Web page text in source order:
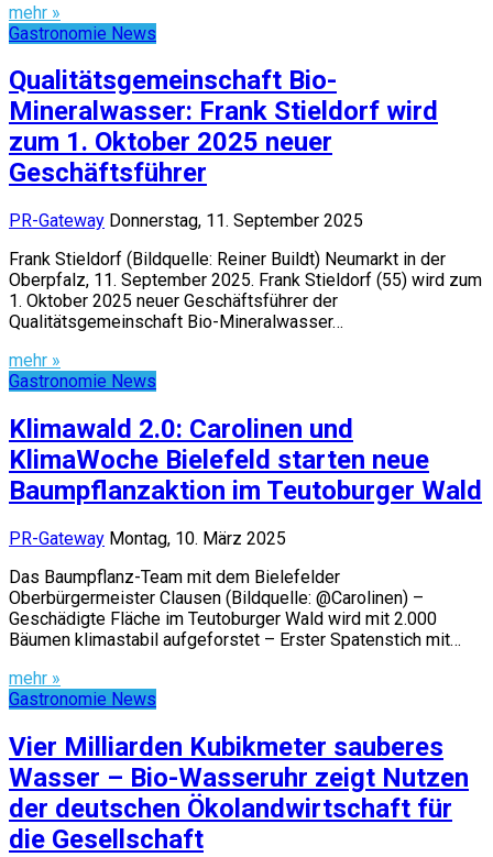
mehr »
Gastronomie News
Qualitätsgemeinschaft Bio-
Mineralwasser: Frank Stieldorf wird
zum 1. Oktober 2025 neuer
Geschäftsführer
PR-Gateway Donnerstag, 11. September 2025
Frank Stieldorf (Bildquelle: Reiner Buildt) Neumarkt in der
Oberpfalz, 11. September 2025. Frank Stieldorf (55) wird zum
1. Oktober 2025 neuer Geschäftsführer der
Qualitätsgemeinschaft Bio-Mineralwasser…
mehr »
Gastronomie News
Klimawald 2.0: Carolinen und
KlimaWoche Bielefeld starten neue
Baumpflanzaktion im Teutoburger Wald
PR-Gateway Montag, 10. März 2025
Das Baumpflanz-Team mit dem Bielefelder
Oberbürgermeister Clausen (Bildquelle: @Carolinen) –
Geschädigte Fläche im Teutoburger Wald wird mit 2.000
Bäumen klimastabil aufgeforstet – Erster Spatenstich mit…
mehr »
Gastronomie News
Vier Milliarden Kubikmeter sauberes
Wasser – Bio-Wasseruhr zeigt Nutzen
der deutschen Ökolandwirtschaft für
die Gesellschaft